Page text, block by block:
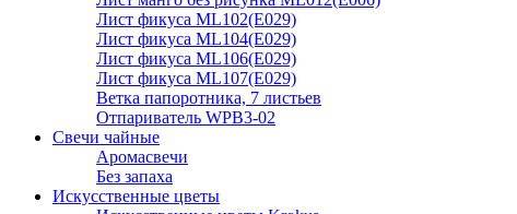
Лист фикуса ML102(E029)
Лист фикуса ML104(E029)
Лист фикуса ML106(E029)
Лист фикуса ML107(E029)
Ветка папоротника, 7 листьев
Отпариватель WPB3-02
Свечи чайные
Аромасвечи
Без запаха
Искусственные цветы